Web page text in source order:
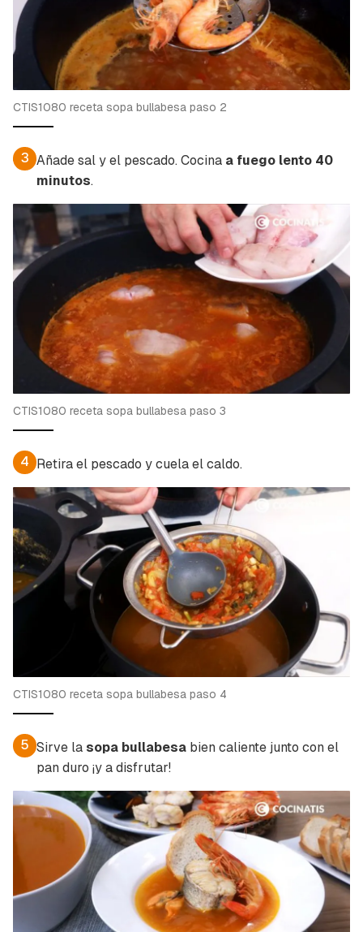
CTIS1080 receta sopa bullabesa paso 2
3 Añade sal y el pescado. Cocina a fuego lento 40
minutos.
CTIS1080 receta sopa bullabesa paso 3
4 Retira el pescado y cuela el caldo.
CTIS1080 receta sopa bullabesa paso 4
5 Sirve la sopa bullabesa bien caliente junto con el
pan duro ¡y a disfrutar!